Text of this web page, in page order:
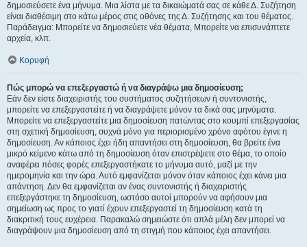
δημοσιεύσετε ένα μήνυμα. Μια λίστα με τα δικαιώματά σας σε κάθε Δ. Συζήτηση
είναι διαθέσιμη στο κάτω μέρος στις οθόνες της Δ. Συζήτησης και του θέματος.
Παράδειγμα: Μπορείτε να δημοσιεύετε νέα θέματα, Μπορείτε να επισυνάπτετε
αρχεία, κλπ.
Κορυφή
Πώς μπορώ να επεξεργαστώ ή να διαγράψω μια δημοσίευση;
Εάν δεν είστε διαχειριστής του συστήματος συζητήσεων ή συντονιστής,
μπορείτε να επεξεργαστείτε ή να διαγράψετε μόνον τα δικά σας μηνύματα.
Μπορείτε να επεξεργαστείτε μια δημοσίευση πατώντας στο κουμπί επεξεργασίας
στη σχετική δημοσίευση, συχνά μόνο για περιορισμένο χρόνο αφότου έγινε η
δημοσίευση. Αν κάποιος έχει ήδη απαντήσει στη δημοσίευση, θα βρείτε ένα
μικρό κείμενο κάτω από τη δημοσίευση όταν επιστρέψετε στο θέμα, το οποίο
αναφέρει πόσες φορές επεξεργαστήκατε το μήνυμα αυτό, μαζί με την
ημερομηνία και την ώρα. Αυτό εμφανίζεται μόνον όταν κάποιος έχει κάνει μια
απάντηση. Δεν θα εμφανίζεται αν ένας συντονιστής ή διαχειριστής
επεξεργάστηκε τη δημοσίευση, ωστόσο αυτοί μπορούν να αφήσουν μια
σημείωση ως προς το γιατί έχουν επεξεργαστεί τη δημοσίευση κατά τη
διακριτική τους ευχέρεια. Παρακαλώ σημειώστε ότι απλά μέλη δεν μπορεί να
διαγράψουν μια δημοσίευση από τη στιγμή που κάποιος έχει απαντήσει.